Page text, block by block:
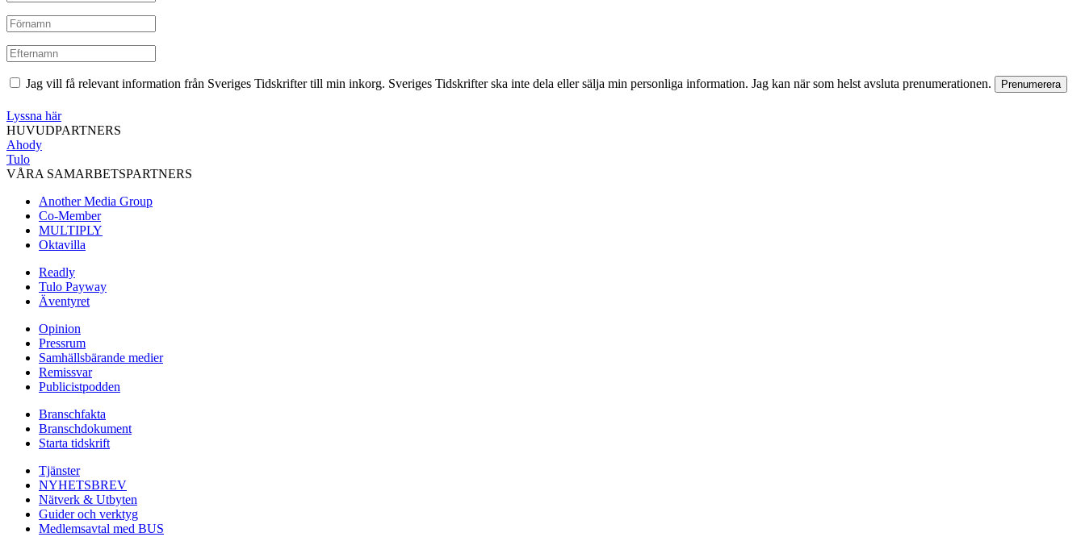
Jag vill få relevant information från Sveriges Tidskrifter till min inkorg. Sveriges Tidskrifter ska inte dela eller sälja min personliga information. Jag kan när som helst avsluta prenumerationen.
Lyssna här
HUVUDPARTNERS
Ahody
Tulo
VÅRA SAMARBETSPARTNERS
Another Media Group
Co-Member
MULTIPLY
Oktavilla
Readly
Tulo Payway
Äventyret
Opinion
Pressrum
Samhällsbärande medier
Remissvar
Publicistpodden
Branschfakta
Branschdokument
Starta tidskrift
Tjänster
NYHETSBREV
Nätverk & Utbyten
Guider och verktyg
Medlemsavtal med BUS